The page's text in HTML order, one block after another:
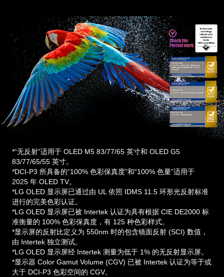
*“无反射”适用于 OLED M5 83/77/65 英寸和 OLED G5
83/77/65/55 英寸。
*DCI-P3 所具备的“100% 色彩保真度”和“100% 色量”适用于
2025 年 OLED TV。
*LG OLED 显示屏已通过由 UL 依照 IDMS 11.5 环形光反射标准
进行的完美色彩认证。
*LG OLED 显示屏已被 Intertek 认证为具有根据 CIE DE2000 标
准衡量的 100% 色彩保真度，有 125 种色彩样式。
*显示屏的反射比定义为 550nm 时的包含镜面反射 (SCI) 数值，
由 Intertek 独立测试。
*LG OLED 显示屏经 Intertek 测量为低于 1% 的无反射显示屏。
*显示器 Color Gamut Volume (CGV) 已被 Intertek 认证为等于或
大于 DCI-P3 色彩空间的 CGV。